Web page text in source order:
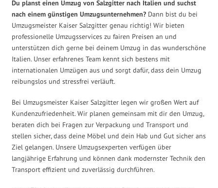
Du planst einen Umzug von Salzgitter nach Italien und suchst
nach einem günstigen Umzugsunternehmen? Dann bist du bei
Umzugsmeister Kaiser Salzgitter genau richtig! Wir bieten
professionelle Umzugsservices zu fairen Preisen an und
unterstützen dich gerne bei deinem Umzug in das wunderschöne
Italien. Unser erfahrenes Team kennt sich bestens mit
internationalen Umzügen aus und sorgt dafür, dass dein Umzug
reibungslos und stressfrei verläuft.
Bei Umzugsmeister Kaiser Salzgitter legen wir großen Wert auf
Kundenzufriedenheit. Wir planen gemeinsam mit dir den Umzug,
beraten dich bei Fragen zur Verpackung und Transport und
stellen sicher, dass deine Möbel und dein Hab und Gut sicher ans
Ziel gelangen. Unsere Umzugsexperten verfügen über
langjährige Erfahrung und können dank modernster Technik den
Transport effizient und zuverlässig durchführen.